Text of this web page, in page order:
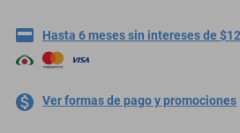
Hasta 6 meses sin intereses de
Ver formas de pago y promociones